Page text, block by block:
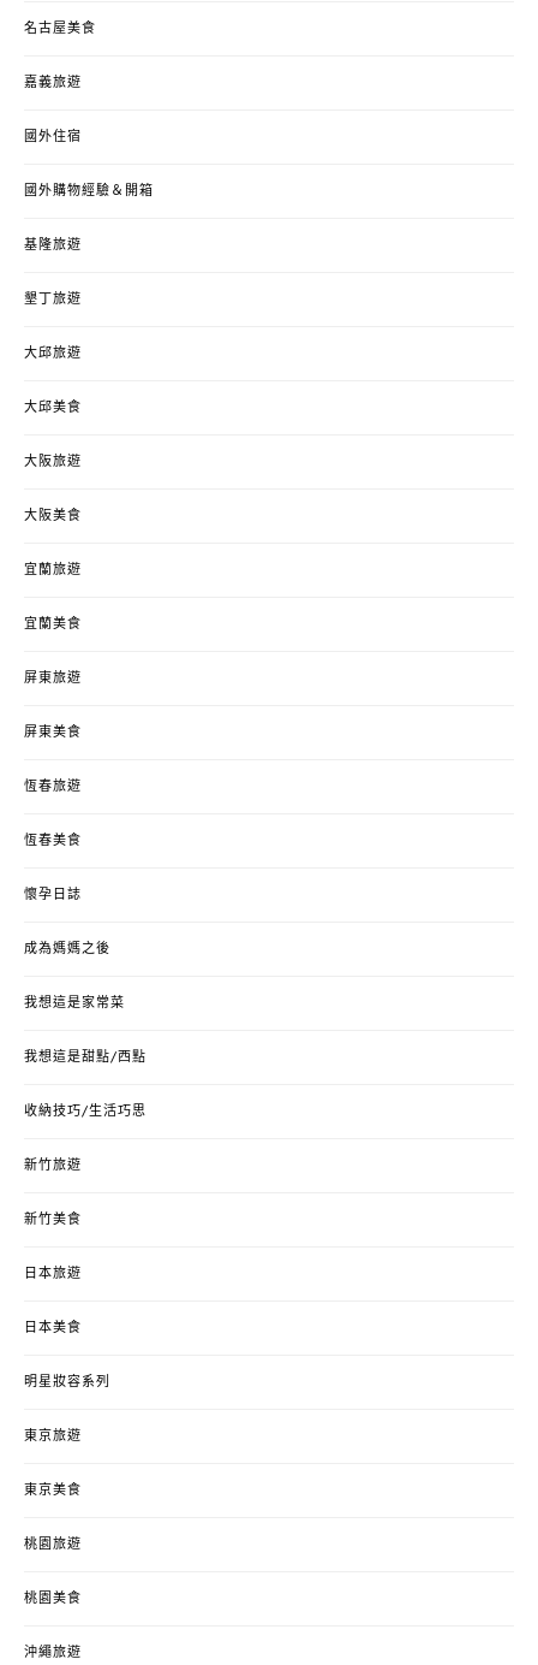
名古屋美食
嘉義旅遊
國外住宿
國外購物經驗＆開箱
基隆旅遊
墾丁旅遊
大邱旅遊
大邱美食
大阪旅遊
大阪美食
宜蘭旅遊
宜蘭美食
屏東旅遊
屏東美食
恆春旅遊
恆春美食
懷孕日誌
成為媽媽之後
我想這是家常菜
我想這是甜點/西點
收納技巧/生活巧思
新竹旅遊
新竹美食
日本旅遊
日本美食
明星妝容系列
東京旅遊
東京美食
桃園旅遊
桃園美食
沖繩旅遊